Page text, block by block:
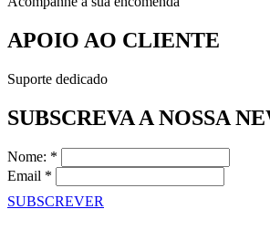
APOIO AO CLIENTE
Suporte dedicado
SUBSCREVA A NOSSA
Nome: *
Email *
SUBSCREVER